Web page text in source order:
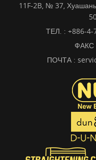
11F-2B, № 37, Хуашань
ТЕЛ. : +886-4-
ФАКС
ПОЧТА :